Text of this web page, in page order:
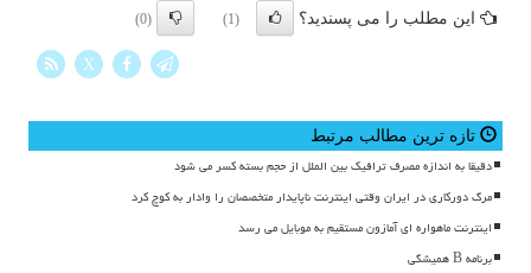
این مطلب را می پسندید؟ (1)
(0)
X
تازه ترین مطالب مرتبط
دقیقا به اندازه مصرف ترافیک بین الملل از حجم بسته کسر می شود
مرگ دورکاری در ایران وقتی اینترنت ناپایدار متخصصان را وادار به کوچ کرد
اینترنت ماهواره ای آمازون مستقیم به موبایل می رسد
برنامه B همیشگی